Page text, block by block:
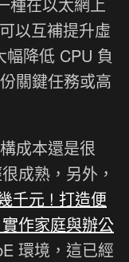
以互補提升虛
降低 CPU 負
關鍵任務或高
成本還是很
成熟，另外，
千元 ! 打造便
作家庭與辦公
環境，這已經